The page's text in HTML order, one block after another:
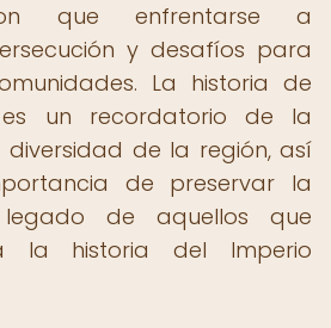
que enfrentarse a
y desafíos para
La historia de
un recordatorio de la
de la región, así
de preservar la
de aquellos que
la historia del Imperio